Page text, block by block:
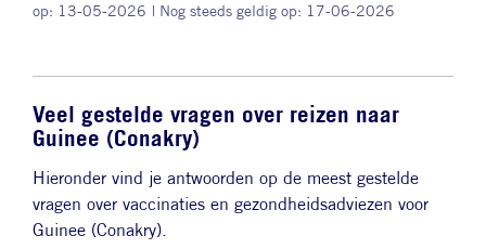
op: 13-05-2026 | Nog steeds geldig op: 17-06-2026
Veel gestelde vragen over reizen naar
Guinee (Conakry)
Hieronder vind je antwoorden op de meest gestelde
vragen over vaccinaties en gezondheidsadviezen voor
Guinee (Conakry).